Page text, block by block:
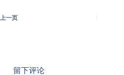
上一页
留下评论